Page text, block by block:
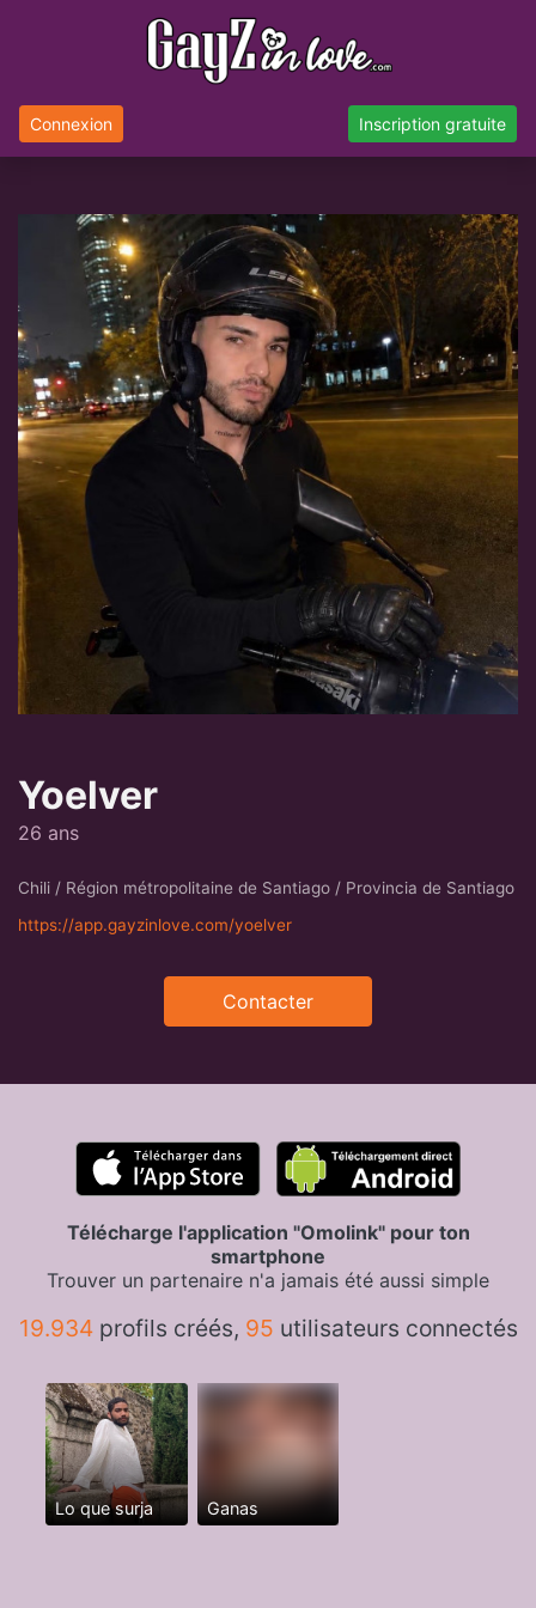
Connexion Inscription gratuite
Yoelver
26 ans
Chili / Région métropolitaine de Santiago / Provincia de Santiago
https://app.gayzinlove.com/yoelver
Contacter
Télécharge l'application "Omolink" pour ton
smartphone
Trouver un partenaire n'a jamais été aussi simple
19.934profils créés, 95 utilisateurs connectés
Lo que surja Ganas